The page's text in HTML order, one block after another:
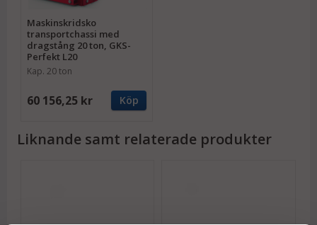
Maskinskridsko
transportchassi med
dragstång 20 ton, GKS-
Perfekt L20
Kap. 20 ton
60 156,25 kr Köp
Liknande samt relaterade produkter